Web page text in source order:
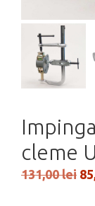
cleme
131,00lei